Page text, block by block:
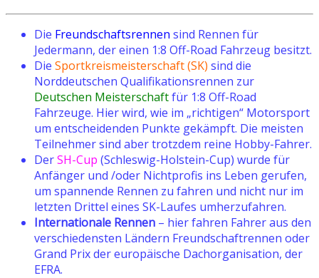
Die Freundschaftsrennen sind Rennen für
Jedermann, der einen 1:8 Off-Road Fahrzeug besitzt.
Die Sportkreismeisterschaft (SK) sind die
Norddeutschen Qualifikationsrennen zur
Deutschen Meisterschaftfür 1:8 Off-Road
Fahrzeuge. Hier wird, wie im „richtigen“ Motorsport
um entscheidenden Punkte gekämpft. Die meisten
Teilnehmer sind aber trotzdem reine Hobby-Fahrer.
DerSH-Cup (Schleswig-Holstein-Cup) wurde für
Anfänger und /oder Nichtprofis ins Leben gerufen,
um spannende Rennen zu fahren und nicht nur im
letzten Drittel eines SK-Laufes umherzufahren.
Internationale Rennen – hier fahren Fahrer aus den
verschiedensten Ländern Freundschaftrennen oder
Grand Prix der europäische Dachorganisation, der
EFRA.